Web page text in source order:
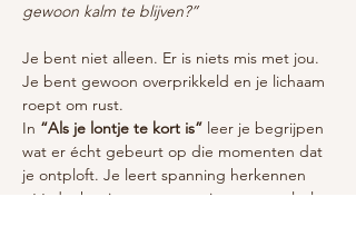
gewoon kalm te blijven?”
Je bent niet alleen. Er is niets mis met jou.
Je bent gewoon overprikkeld en je lichaam
roept om rust.
In “Als je lontje te kort is” leer je begrijpen
wat er écht gebeurt op die momenten dat
je ontploft. Je leert spanning herkennen
vóórdat het je overneemt, je zenuwstelsel